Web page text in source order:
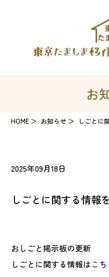
お
HOME お知らせ しごとに
2025年09月18日
しごとに関する情報
おしごと掲示板の更新
しごとに関する情報はこ